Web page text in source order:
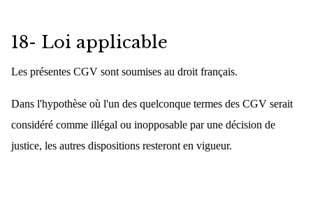
18- Loi applicable
Les présentes CGV sont soumises au droit français.
Dans l'hypothèse où l'un des quelconque termes des CGV serait
considéré comme illégal ou inopposable par une décision de
justice, les autres dispositions resteront en vigueur.